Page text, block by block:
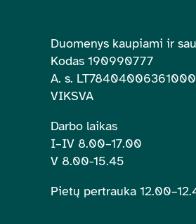
Duomenys kaupiami ir
Kodas 190990777
A. s.
VIKSVA
Darbo laikas
I–IV 8.00–17.00
V 8.00-15.45
Pietų pertrauka 12.00–